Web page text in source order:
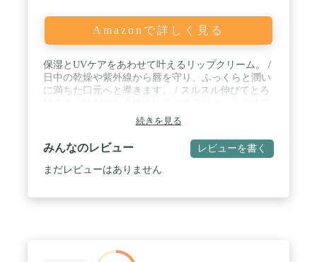
Amazonで詳しく見る
保湿とUVケアをあわせて叶えるリップクリーム。 /
日中の乾燥や紫外線から唇を守り、ふっくらと潤い
に満ちた口元へと導きます。 / スルスル伸びてとろ
タイプなので口紅のベースとしてもご使用いただけ
ます。 / 人種の公平性を実現するための活動に寄付
いたします。
続きを見る
みんなのレビュー レビューを書く
まだレビューはありません